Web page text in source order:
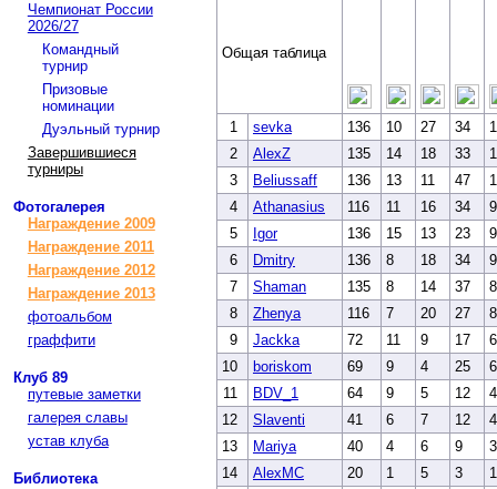
Чемпионат России
2026/27
Командный
турнир
Призовые
номинации
Дуэльный турнир
Завершившиеся
турниры
Фотогалерея
Награждение 2009
Награждение 2011
Награждение 2012
Награждение 2013
фотоальбом
граффити
Клуб 89
путевые заметки
галерея славы
устав клуба
Библиотека
Общая таблица
1 sevka 136 10 27 34
2
AlexZ 135 14 18 33
3
Beliussaff 136 13 11 47
4
Athanasius 116 11 16 34
5
Igor 136 15 13 23
6
Dmitry 136 8 18 34
7
Shaman 135 8 14 37
8
Zhenya 116 7 20 27
9
Jackka 72 11 9 17
10
boriskom 69 9 4 25
11
BDV_1 64 9 5 12
12
Slaventi 41 6 7 12
13
Mariya 40 4 6 9
14
AlexMC 20 1 5 3